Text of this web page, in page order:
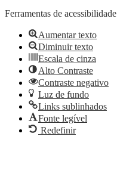
Ferramentas de acessibilidade
Aumentar texto
Diminuir texto
Escala de cinza
Alto Contraste
Contraste negativo
Luz de fundo
Links sublinhados
Fonte legível
Redefinir